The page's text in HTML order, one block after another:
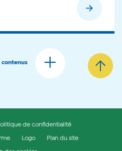
de confidentialité
Logo Plan du site